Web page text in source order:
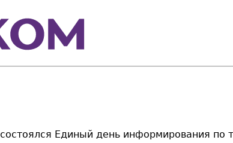
Единый день информирования по